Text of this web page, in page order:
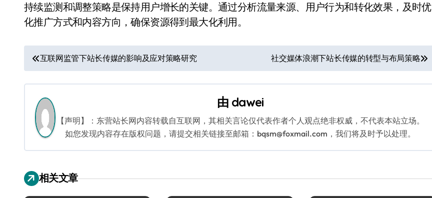
持续监测和调整策略是保持用户增长的关键。通过分析流量来源、用户行为和转化效果，及时优
化推广方式和内容方向，确保资源得到最大化利用。
文
章
导
航
互联网监管下站长传媒的影响及应对策略研究 社交媒体浪潮下站长传媒的转型与布局策略
由 dawei
【声明】：东营站长网内容转载自互联网，其相关言论仅代表作者个人观点绝非权威，不代表本站立场。
如您发现内容存在版权问题，请提交相关链接至邮箱：bqsm@foxmail.com，我们将及时予以处理。
相关文章